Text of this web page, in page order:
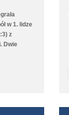
w 1. lidze
z
Dwie
w 2. lidze